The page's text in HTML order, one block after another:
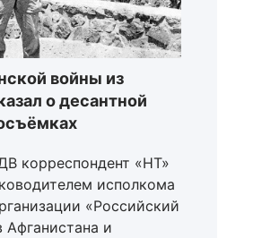
войны из
о десантной
корреспондент «НТ»
исполкома
«Российский
и